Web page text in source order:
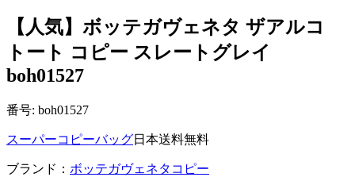
【人気】ボッテガヴェネタ ザアルコ
トート コピー スレートグレイ
boh01527
番号: boh01527
スーパーコピーバッグ日本送料無料
ブランド： ボッテガヴェネタコピー